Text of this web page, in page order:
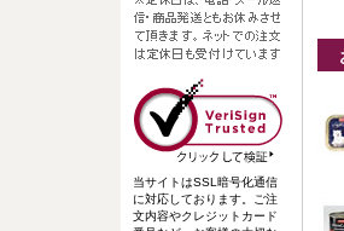
当サイトはSSL暗号化通信
に対応しております。ご注
文内容やクレジットカード